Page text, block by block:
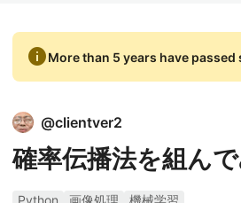
infoMore than 5 years have passed
@clientver2
確率伝播法を組ん
Python 画像処理
機械学習